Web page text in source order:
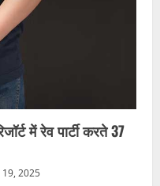
में रेव पार्टी करते 37
2025